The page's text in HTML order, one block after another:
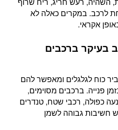
לרכב. במקרים כאלה לא
אקראי.
בעיקר ברכבים
כוח לגלגלים ומאפשר להם
פנייה. ברכבים מסוימים,
כפולה, רכבי שטח, טנדרים
חשיבות גבוהה לשמן